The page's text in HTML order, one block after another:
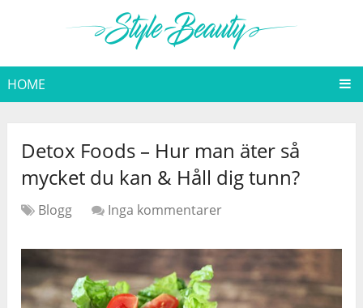
HOME
Detox Foods – Hur man äter så
mycket du kan & Håll dig tunn?
Blogg Inga kommentarer